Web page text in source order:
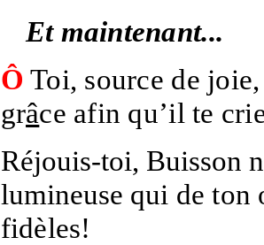
Et maintenant...
Ô Toi, source de
grâce afin qu’il te
Réjouis-toi, Buisson
lumineuse qui de ton
fidèles!